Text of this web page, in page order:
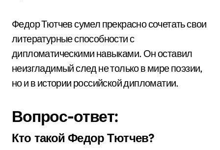
Федор Тютчев сумел прекрасно сочетать свои
литературные способности с
дипломатическими навыками. Он оставил
неизгладимый след не только в мире поэзии,
но и в истории российской дипломатии.
Вопрос-ответ:
Кто такой Федор Тютчев?